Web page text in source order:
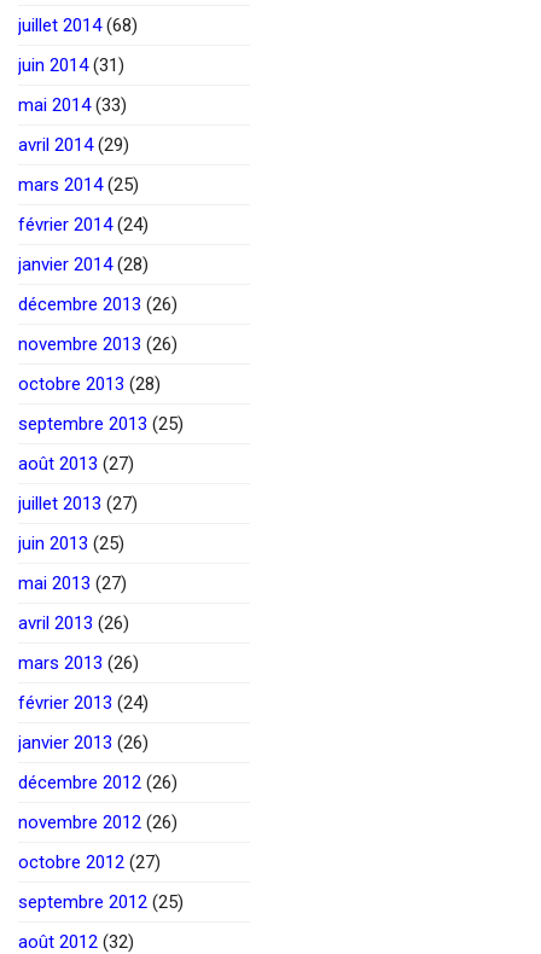
juillet 2014(68)
juin 2014(31)
mai 2014(33)
avril 2014(29)
mars 2014(25)
février 2014(24)
janvier 2014(28)
décembre 2013 (26)
novembre 2013 (26)
octobre 2013 (28)
septembre 2013 (25)
août 2013 (27)
juillet 2013 (27)
juin 2013 (25)
mai 2013 (27)
avril 2013 (26)
mars 2013 (26)
février 2013 (24)
janvier 2013 (26)
décembre 2012 (26)
novembre 2012 (26)
octobre 2012 (27)
septembre 2012 (25)
août 2012 (32)